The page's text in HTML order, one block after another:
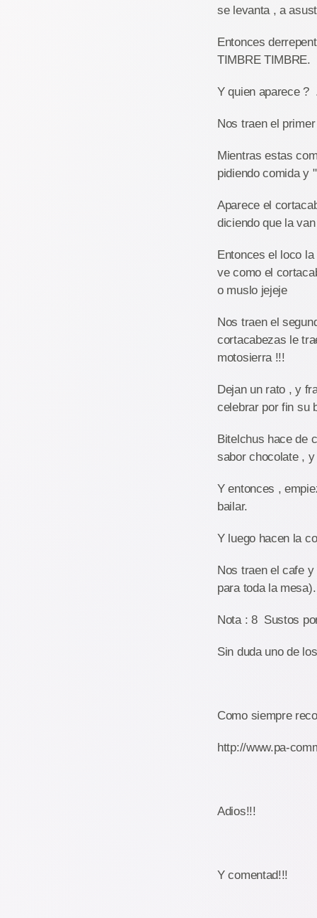
se levanta , a
Entonces
TIMBRE TIMBRE.
Y quien aparece ?
Nos traen el
Mientras estas
pidiendo comida y
Aparece el
diciendo que la
Entonces el loco
ve como el
o muslo jejeje
Nos traen el
cortacabezas le
motosierra !!!
Dejan un rato , y
celebrar por fin su
Bitelchus hace de
sabor chocolate ,
Y entonces ,
bailar.
Y luego hacen la
Nos traen el cafe
para toda la mesa).
Nota : 8 Sustos
Sin duda uno de
Como siempre
http://www.pa-
Adios!!!
Y comentad!!!